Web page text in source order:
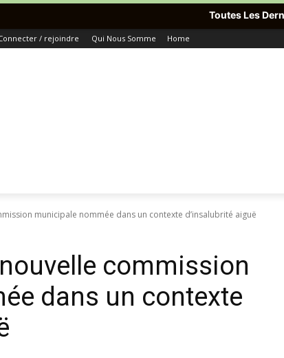
/ rejoindre Qui Nous Somme Home
municipale nommée dans un contexte d’insalubrité aiguë
commission
dans un contexte
Toutes Les Dernières Informations